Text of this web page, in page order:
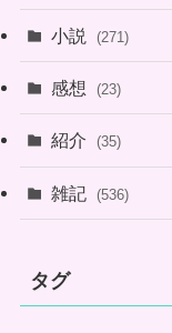
小説 (271)
感想 (23)
紹介 (35)
雑記 (536)
タグ